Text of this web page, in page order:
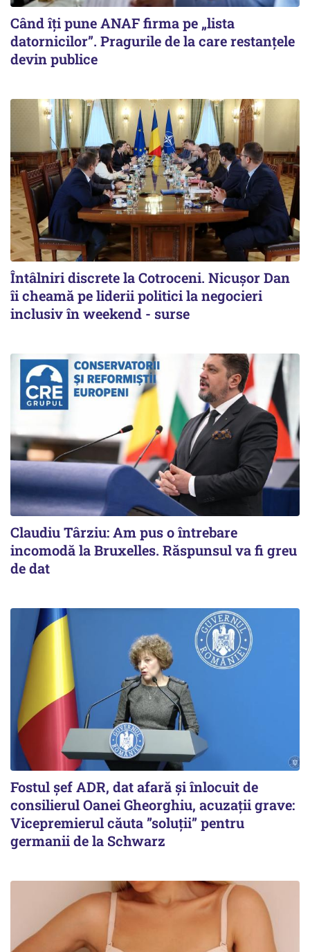
Când îți pune ANAF firma pe „lista
datornicilor”. Pragurile de la care restanțele
devin publice
Întâlniri discrete la Cotroceni. Nicușor Dan
îi cheamă pe liderii politici la negocieri
inclusiv în weekend - surse
Claudiu Târziu: Am pus o întrebare
incomodă la Bruxelles. Răspunsul va fi greu
de dat
Fostul șef ADR, dat afară și înlocuit de
consilierul Oanei Gheorghiu, acuzații grave:
Vicepremierul căuta ”soluții” pentru
germanii de la Schwarz